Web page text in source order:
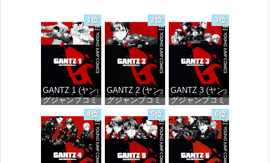
1位
GANTZ 1 (ヤン
グジャンプコミ
ックスDIGITAL)
価格：¥100
2位
GANTZ 2 (ヤン
グジャンプコミ
ックスDIGITAL)
価格：¥100
3位
GANTZ 3 (ヤン
グジャンプコミ
ックスDIGITAL)
価格：¥100
4位 5位 6位